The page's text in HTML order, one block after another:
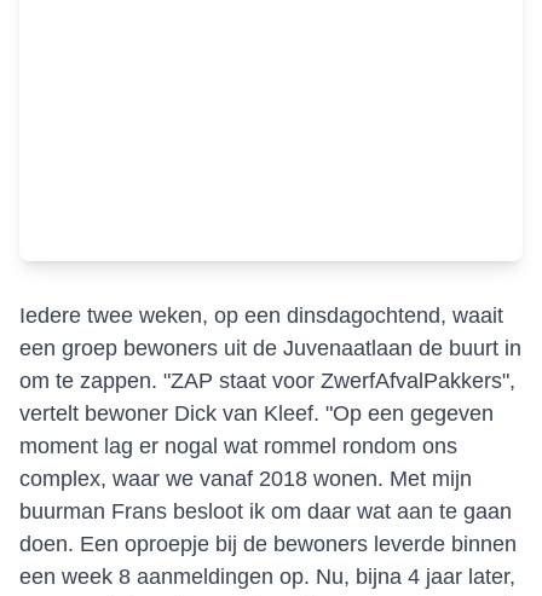
Iedere twee weken, op een dinsdagochtend, waait
een groep bewoners uit de Juvenaatlaan de buurt in
om te zappen. "ZAP staat voor ZwerfAfvalPakkers",
vertelt bewoner Dick van Kleef. "Op een gegeven
moment lag er nogal wat rommel rondom ons
complex, waar we vanaf 2018 wonen. Met mijn
buurman Frans besloot ik om daar wat aan te gaan
doen. Een oproepje bij de bewoners leverde binnen
een week 8 aanmeldingen op. Nu, bijna 4 jaar later,